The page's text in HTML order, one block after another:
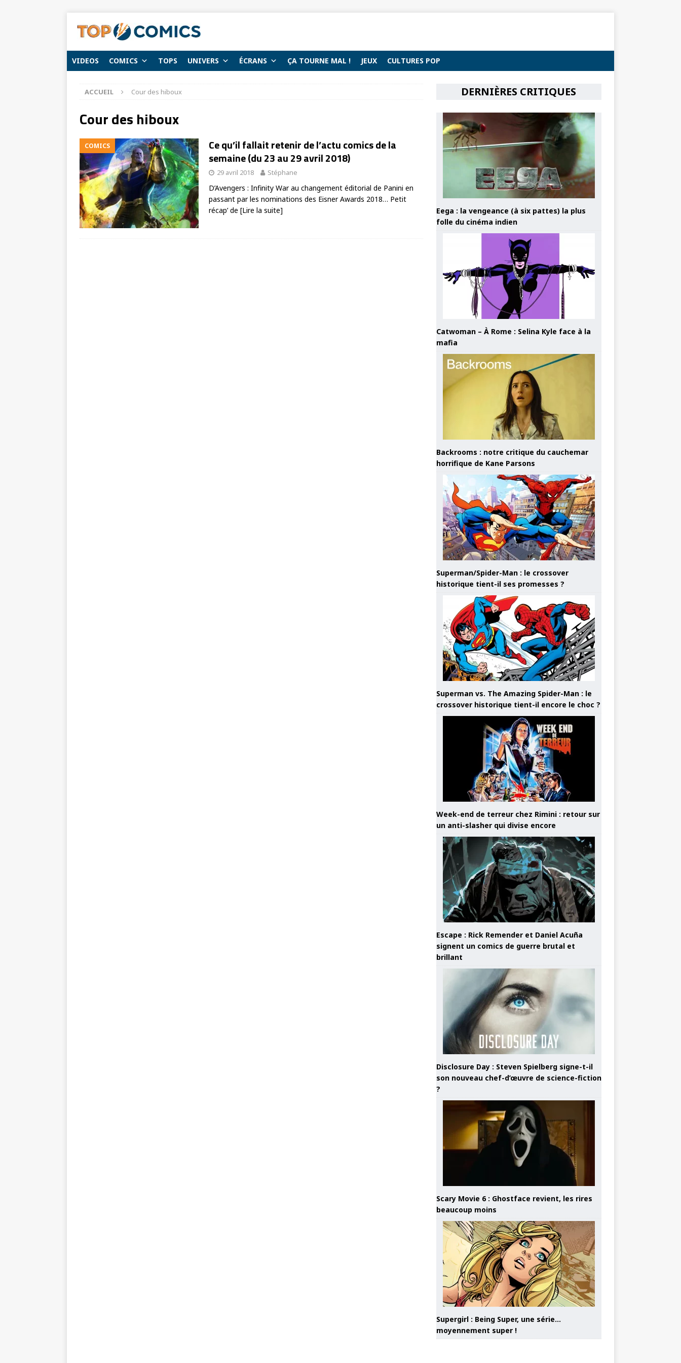
VIDEOS COMICS TOPS UNIVERS ÉCRANS ÇA TOURNE MAL ! JEUX CULTURES POP
ACCUEIL Cour des hiboux
Cour des hiboux
COMICS
Ce qu’il fallait retenir de l’actu comics de la
semaine (du 23 au 29 avril 2018)
29 avril 2018 Stéphane
D’Avengers : Infinity War au changement éditorial de Panini en
passant par les nominations des Eisner Awards 2018… Petit
récap’ de [Lire la suite]
DERNIÈRES CRITIQUES
Eega : la vengeance (à six pattes) la plus
folle du cinéma indien
Catwoman – À Rome : Selina Kyle face à la
mafia
Backrooms : notre critique du cauchemar
horrifique de Kane Parsons
Superman/Spider-Man : le crossover
historique tient-il ses promesses ?
Superman vs. The Amazing Spider-Man : le
crossover historique tient-il encore le choc ?
Week-end de terreur chez Rimini : retour sur
un anti-slasher qui divise encore
Escape : Rick Remender et Daniel Acuña
signent un comics de guerre brutal et
brillant
Disclosure Day : Steven Spielberg signe-t-il
son nouveau chef-d’œuvre de science-fiction
?
Scary Movie 6 : Ghostface revient, les rires
beaucoup moins
Supergirl : Being Super, une série…
moyennement super !